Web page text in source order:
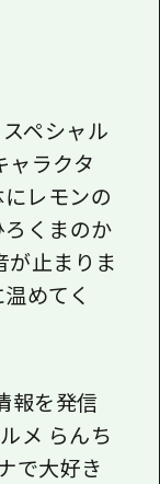
ペシャル
ャラクタ
レモンの
くまのか
が止まりま
めてく
報を発信
メ らんち
で大好き